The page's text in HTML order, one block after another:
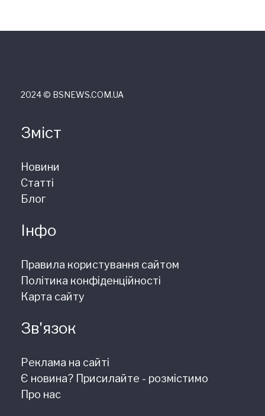
2024 © ВSNEWS.COM.UA
Зміст
Новини
Статті
Блог
Інфо
Правила користування сайтом
Політика конфіденційності
Карта сайту
Зв'язок
Реклама на сайті
Є новина? Присилайте - розмістимо
Про нас